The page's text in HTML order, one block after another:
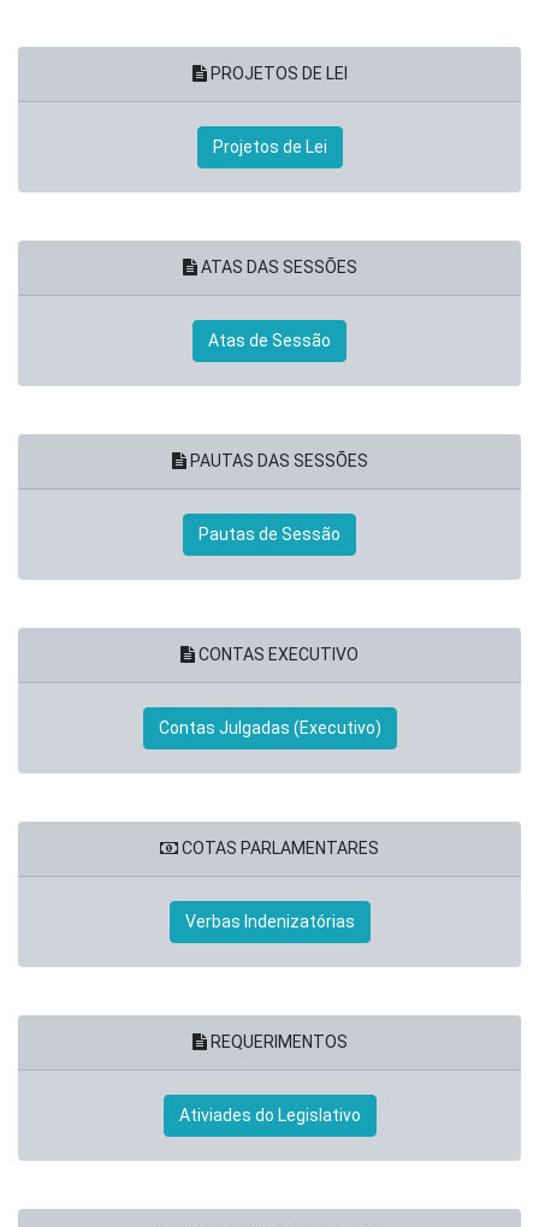
PROJETOS DE LEI
Projetos de Lei
ATAS DAS SESSÕES
Atas de Sessão
PAUTAS DAS SESSÕES
Pautas de Sessão
CONTAS EXECUTIVO
Contas Julgadas (Executivo)
COTAS PARLAMENTARES
Verbas Indenizatórias
REQUERIMENTOS
Ativiades do Legislativo